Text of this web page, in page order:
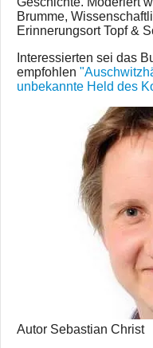
Brumme,
Erinnerungsort Topf &
Interessierten sei das
empfohlen
unbekannte Held des
Autor Sebastian Christ